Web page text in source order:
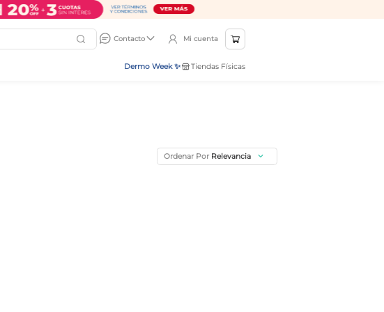
Contacto
Mi cuenta
Dermo Week ✨ Tiendas Físicas
Ordenar Por Relevancia